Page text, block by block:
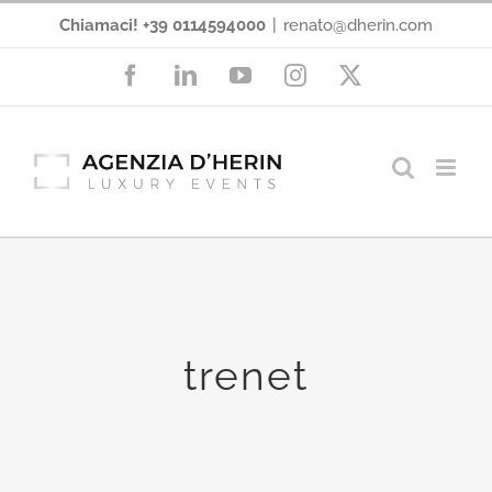
Chiamaci! +39 0114594000 renato@dherin.com
FacebookLinkedInYouTubeInstagram
trenet